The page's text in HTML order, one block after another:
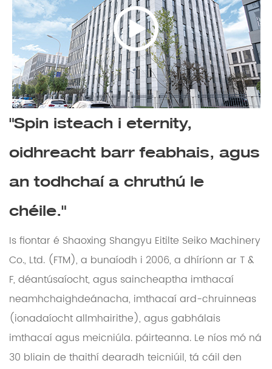
"Spin isteach i eternity,
oidhreacht barr feabhais, agus
an todhchaí a chruthú le
chéile."
Is fiontar é Shaoxing Shangyu Eitilte Seiko Machinery
Co., Ltd. (FTM), a bunaíodh i 2006, a dhíríonn ar T &
F, déantúsaíocht, agus saincheaptha imthacaí
neamhchaighdeánacha, imthacaí ard-chruinneas
(ionadaíocht allmhairithe), agus gabhálais
imthacaí agus meicniúla. páirteanna. Le níos mó ná
30 bliain de thaithí dearadh teicniúil, tá cáil den